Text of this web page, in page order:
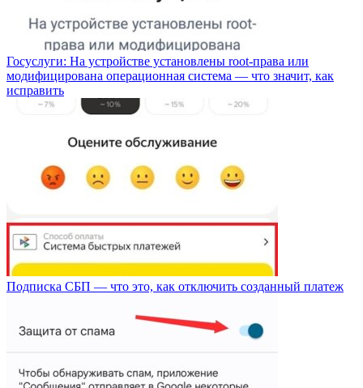
Госуслуги: На устройстве установлены root-права или
модифицирована операционная система — что значит, как
исправить
Подписка СБП — что это, как отключить созданный платеж